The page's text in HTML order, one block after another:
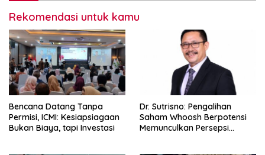
Rekomendasi untuk kamu
Bencana Datang Tanpa
Permisi, ICMI: Kesiapsiagaan
Bukan Biaya, tapi Investasi
Dr. Sutrisno: Pengalihan
Saham Whoosh Berpotensi
Memunculkan Persepsi